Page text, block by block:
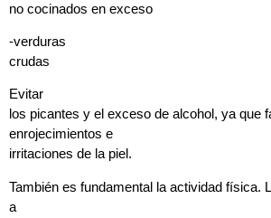
no cocinados en exceso
-verduras
crudas
Evitar
los picantes y el exceso de alcohol, ya que
enrojecimientos e
irritaciones de la piel.
También es fundamental la actividad física.
a